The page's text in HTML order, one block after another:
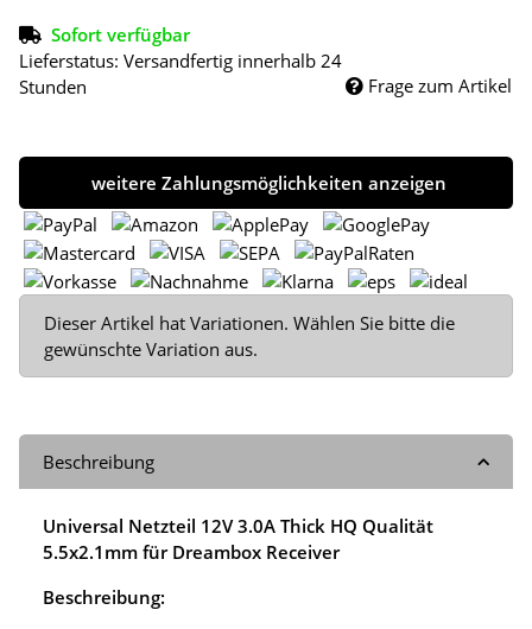
Sofort verfügbar
Lieferstatus: Versandfertig innerhalb 24
Stunden
Frage zum Artikel
weitere Zahlungsmöglichkeiten anzeigen
x
Dieser Artikel hat Variationen. Wählen Sie bitte die
gewünschte Variation aus.
Beschreibung
Universal Netzteil 12V 3.0A Thick HQ Qualität
5.5x2.1mm für Dreambox Receiver
Beschreibung: